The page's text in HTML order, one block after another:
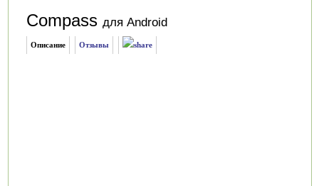
Compass для Android
Описание Отзывы